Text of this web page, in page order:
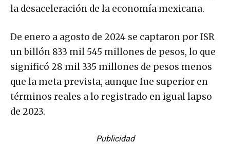
la desaceleración de la economía mexicana.
De enero a agosto de 2024 se captaron por ISR
un billón 833 mil 545 millones de pesos, lo que
significó 28 mil 335 millones de pesos menos
que la meta prevista, aunque fue superior en
términos reales a lo registrado en igual lapso
de 2023.
Publicidad